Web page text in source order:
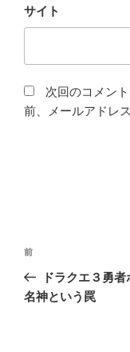
サイト
次回のコメン
前、メールアドレ
投
ナ
過
去
の
前
ドラクエ３勇
名神という罠